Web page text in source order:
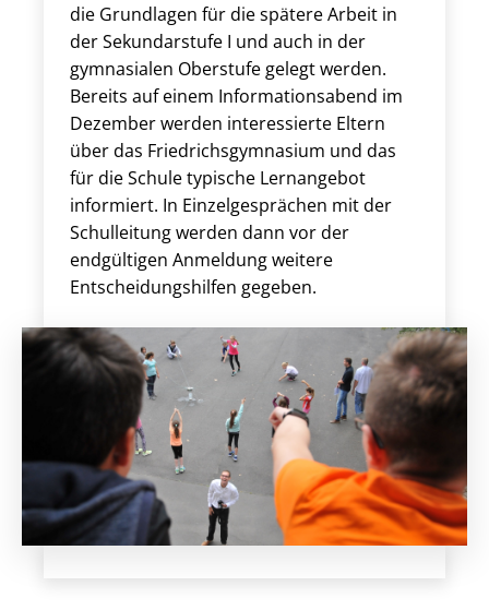
die Grundlagen für die spätere Arbeit in
der Sekundarstufe I und auch in der
gymnasialen Oberstufe gelegt werden.
Bereits auf einem Informationsabend im
Dezember werden interessierte Eltern
über das Friedrichsgymnasium und das
für die Schule typische Lernangebot
informiert. In Einzelgesprächen mit der
Schulleitung werden dann vor der
endgültigen Anmeldung weitere
Entscheidungshilfen gegeben.